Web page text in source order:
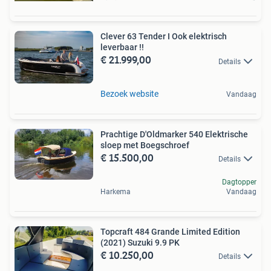
Clever 63 Tender I Ook elektrisch
leverbaar !!
€ 21.999,00 Details
Bezoek website Vandaag
Prachtige D'Oldmarker 540 Elektrische
sloep met Boegschroef
€ 15.500,00 Details
Harkema
Dagtopper
Vandaag
Topcraft 484 Grande Limited Edition
(2021) Suzuki 9.9 PK
€ 10.250,00 Details